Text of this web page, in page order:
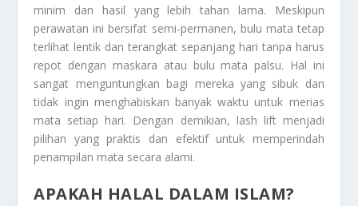
minim dan hasil yang lebih tahan lama. Meskipun
perawatan ini bersifat semi-permanen, bulu mata tetap
terlihat lentik dan terangkat sepanjang hari tanpa harus
repot dengan maskara atau bulu mata palsu. Hal ini
sangat menguntungkan bagi mereka yang sibuk dan
tidak ingin menghabiskan banyak waktu untuk merias
mata setiap hari. Dengan demikian, lash lift menjadi
pilihan yang praktis dan efektif untuk memperindah
penampilan mata secara alami.
APAKAH HALAL DALAM ISLAM?